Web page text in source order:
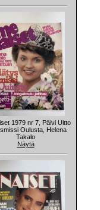
1979 nr 7, Päivi Uitto
Oulusta, Helena
Takalo
Näytä